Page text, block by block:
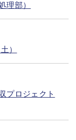
理部）
）
プロジェクト